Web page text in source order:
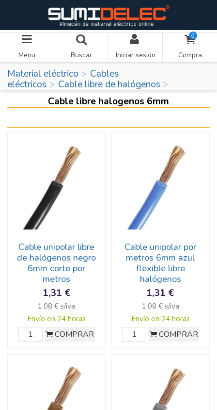
Menu Buscar Iniciar sesión
0
Compra
Material eléctrico
Cables
eléctricos
Cable libre de halógenos
Cable libre halogenos 6mm
Cable unipolar libre
de halógenos negro
6mm corte por
metros
1,31 €
1,08 € s/iva
Envío en 24 horas
COMPRAR
Cable unipolar por
metros 6mm azul
flexible libre
halógenos
1,31 €
1,08 € s/iva
Envío en 24 horas
COMPRAR